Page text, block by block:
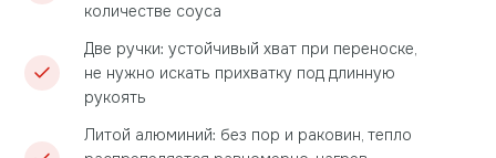
количестве соуса
Две ручки: устойчивый хват при переноске,
не нужно искать прихватку под длинную
рукоять
Литой алюминий: без пор и раковин, тепло